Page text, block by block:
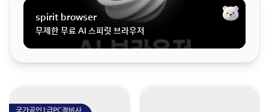
없음으로 체크하는 거 맞나요?여행 제외 처음 유학비자
로 가면 없음이죠?
spirit browser
무제한 무료 AI 스피릿 브라우저